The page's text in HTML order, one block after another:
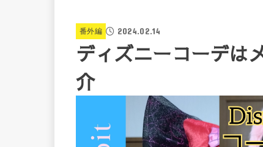
番外編 2024.02.14
ディズニーコーデは
介